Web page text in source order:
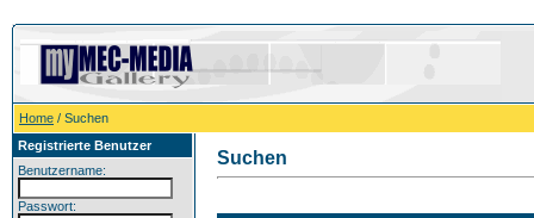
Home / Suchen
Registrierte Benutzer
Benutzername:
Passwort:
Suchen